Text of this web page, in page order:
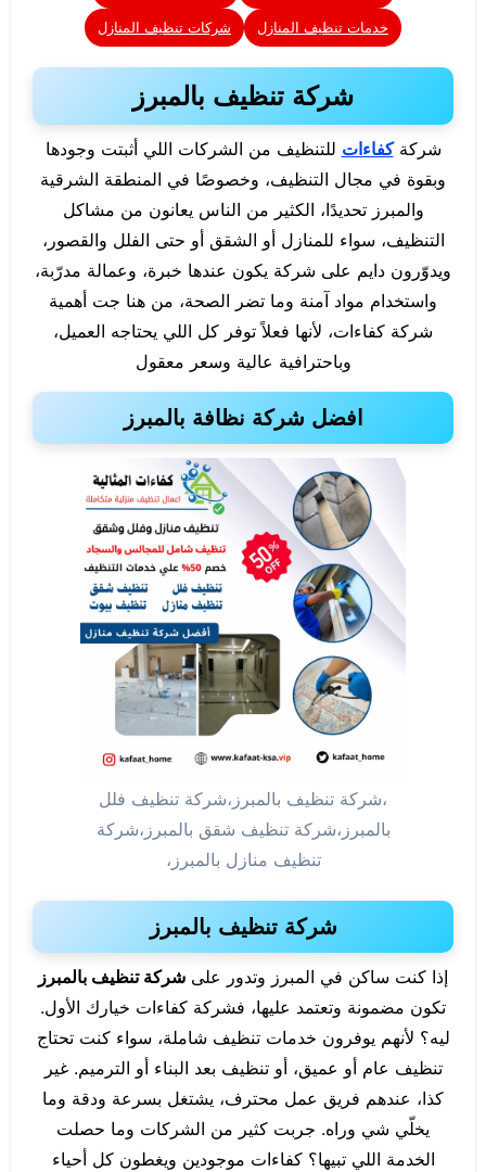
خدمات تنظيف المنازل شركات تنظيف المنازل
شركة تنظيف بالمبرز
شركةكفاءات للتنظيف من الشركات اللي أثبتت وجودها
وبقوة في مجال التنظيف، وخصوصًا في المنطقة الشرقية
والمبرز تحديدًا، الكثير من الناس يعانون من مشاكل
التنظيف، سواء للمنازل أو الشقق أو حتى الفلل والقصور،
ويدوّرون دايم على شركة يكون عندها خبرة، وعمالة مدرّبة،
واستخدام مواد آمنة وما تضر الصحة، من هنا جت أهمية
شركة كفاءات، لأنها فعلاً توفر كل اللي يحتاجه العميل،
وباحترافية عالية وسعر معقول
افضل شركة نظافة بالمبرز
،شركة تنظيف بالمبرز،شركة تنظيف فلل
بالمبرز،شركة تنظيف شقق بالمبرز،شركة
تنظيف منازل بالمبرز،
شركة تنظيف بالمبرز
إذا كنت ساكن في المبرز وتدور على شركة تنظيف بالمبرز
تكون مضمونة وتعتمد عليها، فشركة كفاءات خيارك الأول.
ليه؟ لأنهم يوفرون خدمات تنظيف شاملة، سواء كنت تحتاج
تنظيف عام أو عميق، أو تنظيف بعد البناء أو الترميم. غير
كذا، عندهم فريق عمل محترف، يشتغل بسرعة ودقة وما
يخلّي شي وراه. جربت كثير من الشركات وما حصلت
الخدمة اللي تبيها؟ كفاءات موجودين ويغطون كل أحياء